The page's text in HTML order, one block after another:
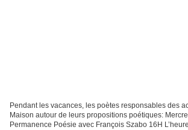
Pendant les vacances, les poètes responsables des
Maison autour de leurs propositions poétiques:
Permanence Poésie avec François Szabo 16H